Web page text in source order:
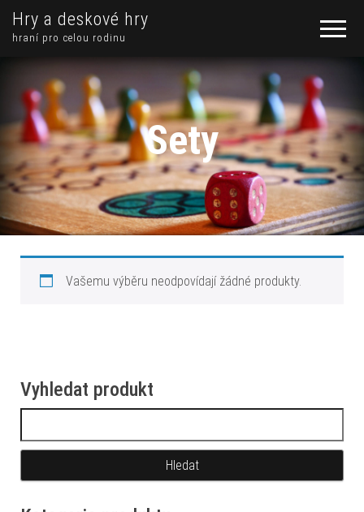
Hry a deskové hry
hraní pro celou rodinu
Sety
Vašemu výběru neodpovídají žádné produkty.
Vyhledat produkt